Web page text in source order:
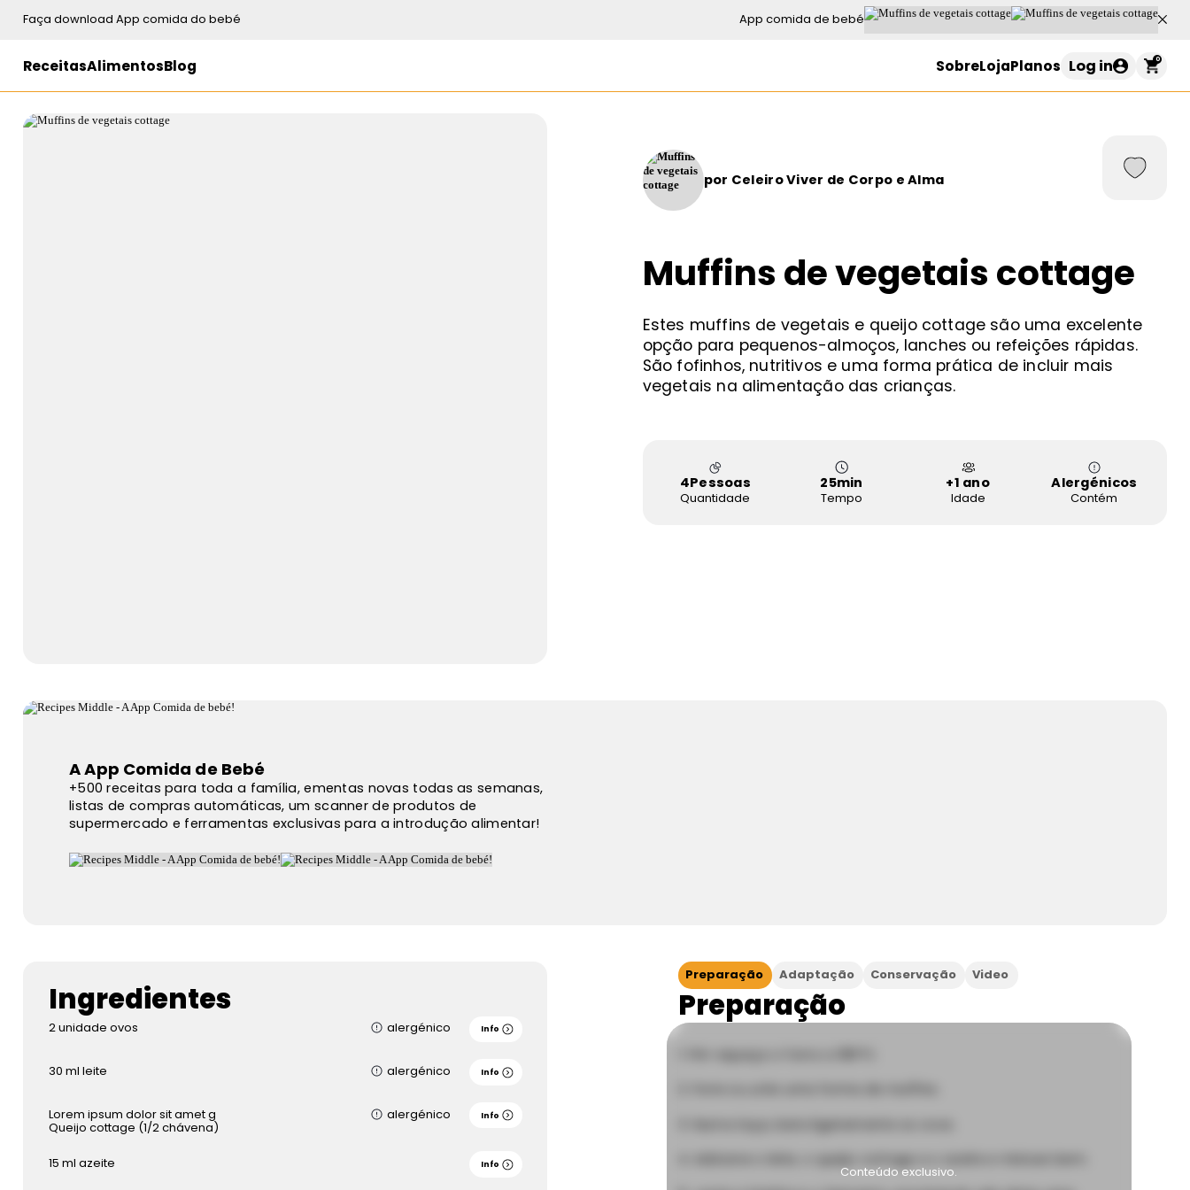
Faça download App comida do bebé App comida de bebé
ReceitasAlimentosBlog SobreLojaPlanos Log in 0
Continuar a comprar
por Celeiro Viver de Corpo e Alma
Muffins de vegetais cottage
Estes muffins de vegetais e queijo cottage são uma excelente
opção para pequenos-almoços, lanches ou refeições rápidas.
São fofinhos, nutritivos e uma forma prática de incluir mais
vegetais na alimentação das crianças.
4Pessoas
Quantidade
25min
Tempo
+1 ano
Idade
Alergénicos
Contém
A App Comida de Bebé
+500 receitas para toda a família, ementas novas todas as semanas,
listas de compras automáticas, um scanner de produtos de
supermercado e ferramentas exclusivas para a introdução alimentar!
Ingredientes
2unidade ovos alergénico Info
30 ml leite alergénico Info
Lorem ipsum dolor sit ametg
Queijo cottage (1/2 chávena)
alergénico Info
15 ml azeite Info
Preparação Adaptação Conservação Video
Preparação
Conteúdo exclusivo.